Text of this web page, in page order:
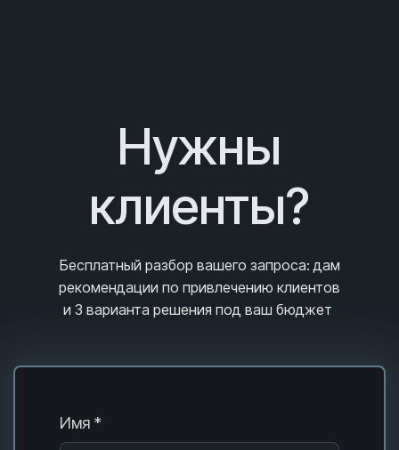
Нужны
клиенты?
Бесплатный разбор вашего запроса: дам
рекомендации по привлечению клиентов
и 3 варианта решения под ваш бюджет
Имя *